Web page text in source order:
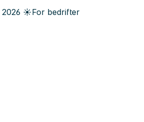
2026 ☀️For bedrifter